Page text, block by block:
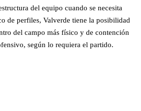
del equipo cuando se necesita
de perfiles, Valverde tiene la posibilidad
del campo más físico y de contención
según lo requiera el partido.